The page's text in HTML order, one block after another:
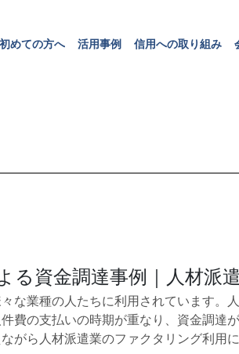
初めての方へ
活用事例
信用への取 り組み
る資金調達事例｜人材派
な業種の人たちに利用されています。
費の支払いの時期が重なり、資金調達
がら人材派遣業のファクタリング利用に